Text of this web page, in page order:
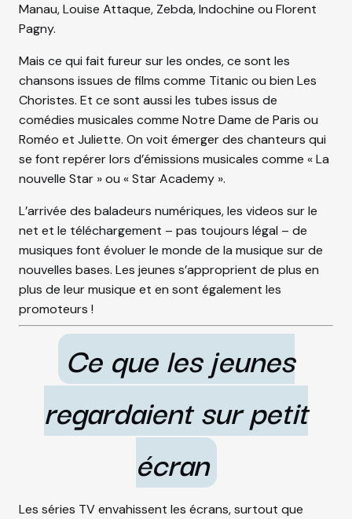
Manau, Louise Attaque, Zebda, Indochine ou Florent
Pagny.
Mais ce qui fait fureur sur les ondes, ce sont les
chansons issues de films comme Titanic ou bien Les
Choristes. Et ce sont aussi les tubes issus de
comédies musicales comme Notre Dame de Paris ou
Roméo et Juliette. On voit émerger des chanteurs qui
se font repérer lors d’émissions musicales comme « La
nouvelle Star » ou « Star Academy ».
L’arrivée des baladeurs numériques, les videos sur le
net et le téléchargement – pas toujours légal – de
musiques font évoluer le monde de la musique sur de
nouvelles bases. Les jeunes s’approprient de plus en
plus de leur musique et en sont également les
promoteurs !
Ce que les jeunes
regardaient sur petit
écran
Les séries TV envahissent les écrans, surtout que